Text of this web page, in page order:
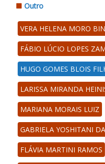
Outro
VERA HELENA MORO
FÁBIO LÚCIO LOPES
HUGO GOMES BLOIS
LARISSA MIRANDA
MARIANA MORAIS LUIZ
GABRIELA YOSHITANI
FLÁVIA MARTINI RAMOS